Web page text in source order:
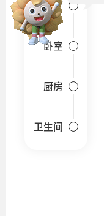
客厅
卧室
厨房
卫生间